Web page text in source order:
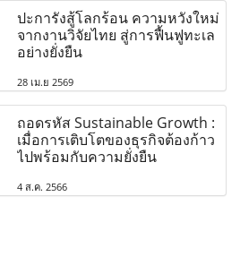
ปะการังสู้โลกร้อน ความหวังใหม่
จากงานวิจัยไทย สู่การฟื้นฟูทะเล
อย่างยั่งยืน
28 เม.ย 2569
ถอดรหัส Sustainable Growth :
เมื่อการเติบโตของธุรกิจต้องก้าว
ไปพร้อมกับความยั่งยืน
4 ส.ค. 2566